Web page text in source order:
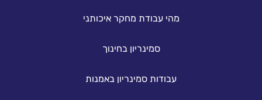
מהי עבודת מחקר איכותני
סמינריון בחינוך
עבודות סמינריון באמנות